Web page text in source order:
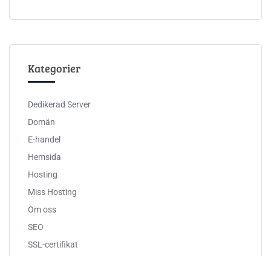
Kategorier
Dedikerad Server
Domän
E-handel
Hemsida
Hosting
Miss Hosting
Om oss
SEO
SSL-certifikat